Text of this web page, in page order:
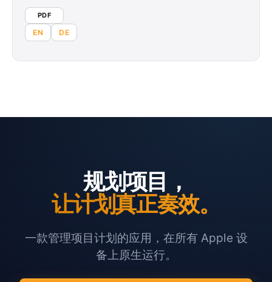
PDF
EN DE
规划项目，
让计划真正奏效。
一款管理项目计划的应用，在所有 Apple 设
备上原生运行。